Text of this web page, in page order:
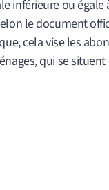
inférieure ou égale
le document
cela vise les
qui se